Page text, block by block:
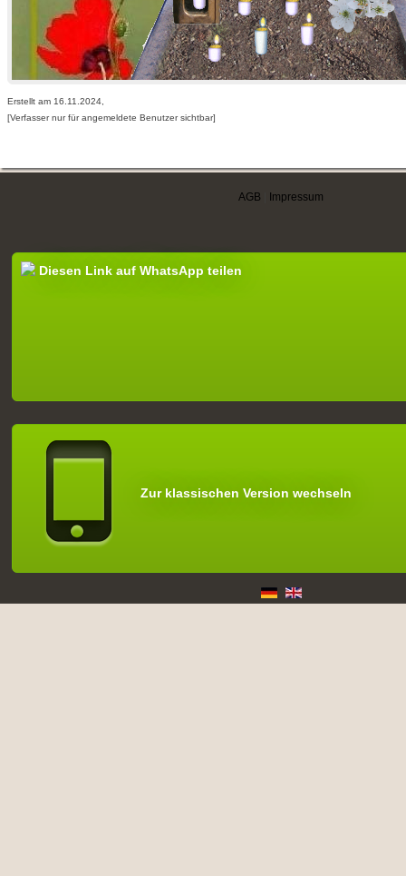
Erstellt am 16.11.2024,
[Verfasser nur für angemeldete Benutzer sichtbar]
AGB Impressum
Diesen Link auf WhatsApp teilen
Zur klassischen Version wechseln